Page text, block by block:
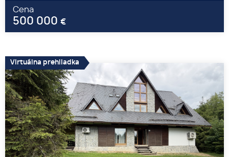
Cena
500 000 €
Virtuálna prehliadka